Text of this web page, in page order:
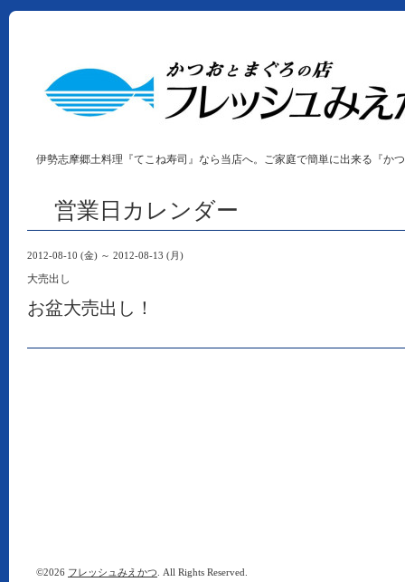
伊勢志摩郷土料理『てこね寿司』なら当店へ。ご家庭で簡単に出来る『か
営業日カレンダー
2012-08-10 (金) ～ 2012-08-13 (月)
大売出し
お盆大売出し！
©2026 フレッシュみえかつ . All Rights Reserved.